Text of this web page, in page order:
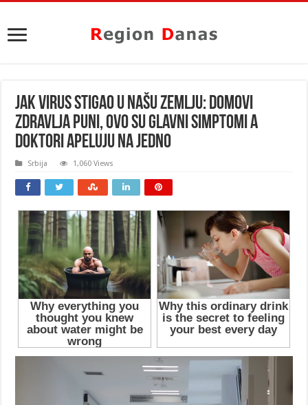
JAK VIRUS STIGAO U NAŠU ZEMLJU: Domovi
zdravlja puni, OVO su glavni SIMPTOMI a
doktori apeluju na JEDNO
Srbija 1,060 Views